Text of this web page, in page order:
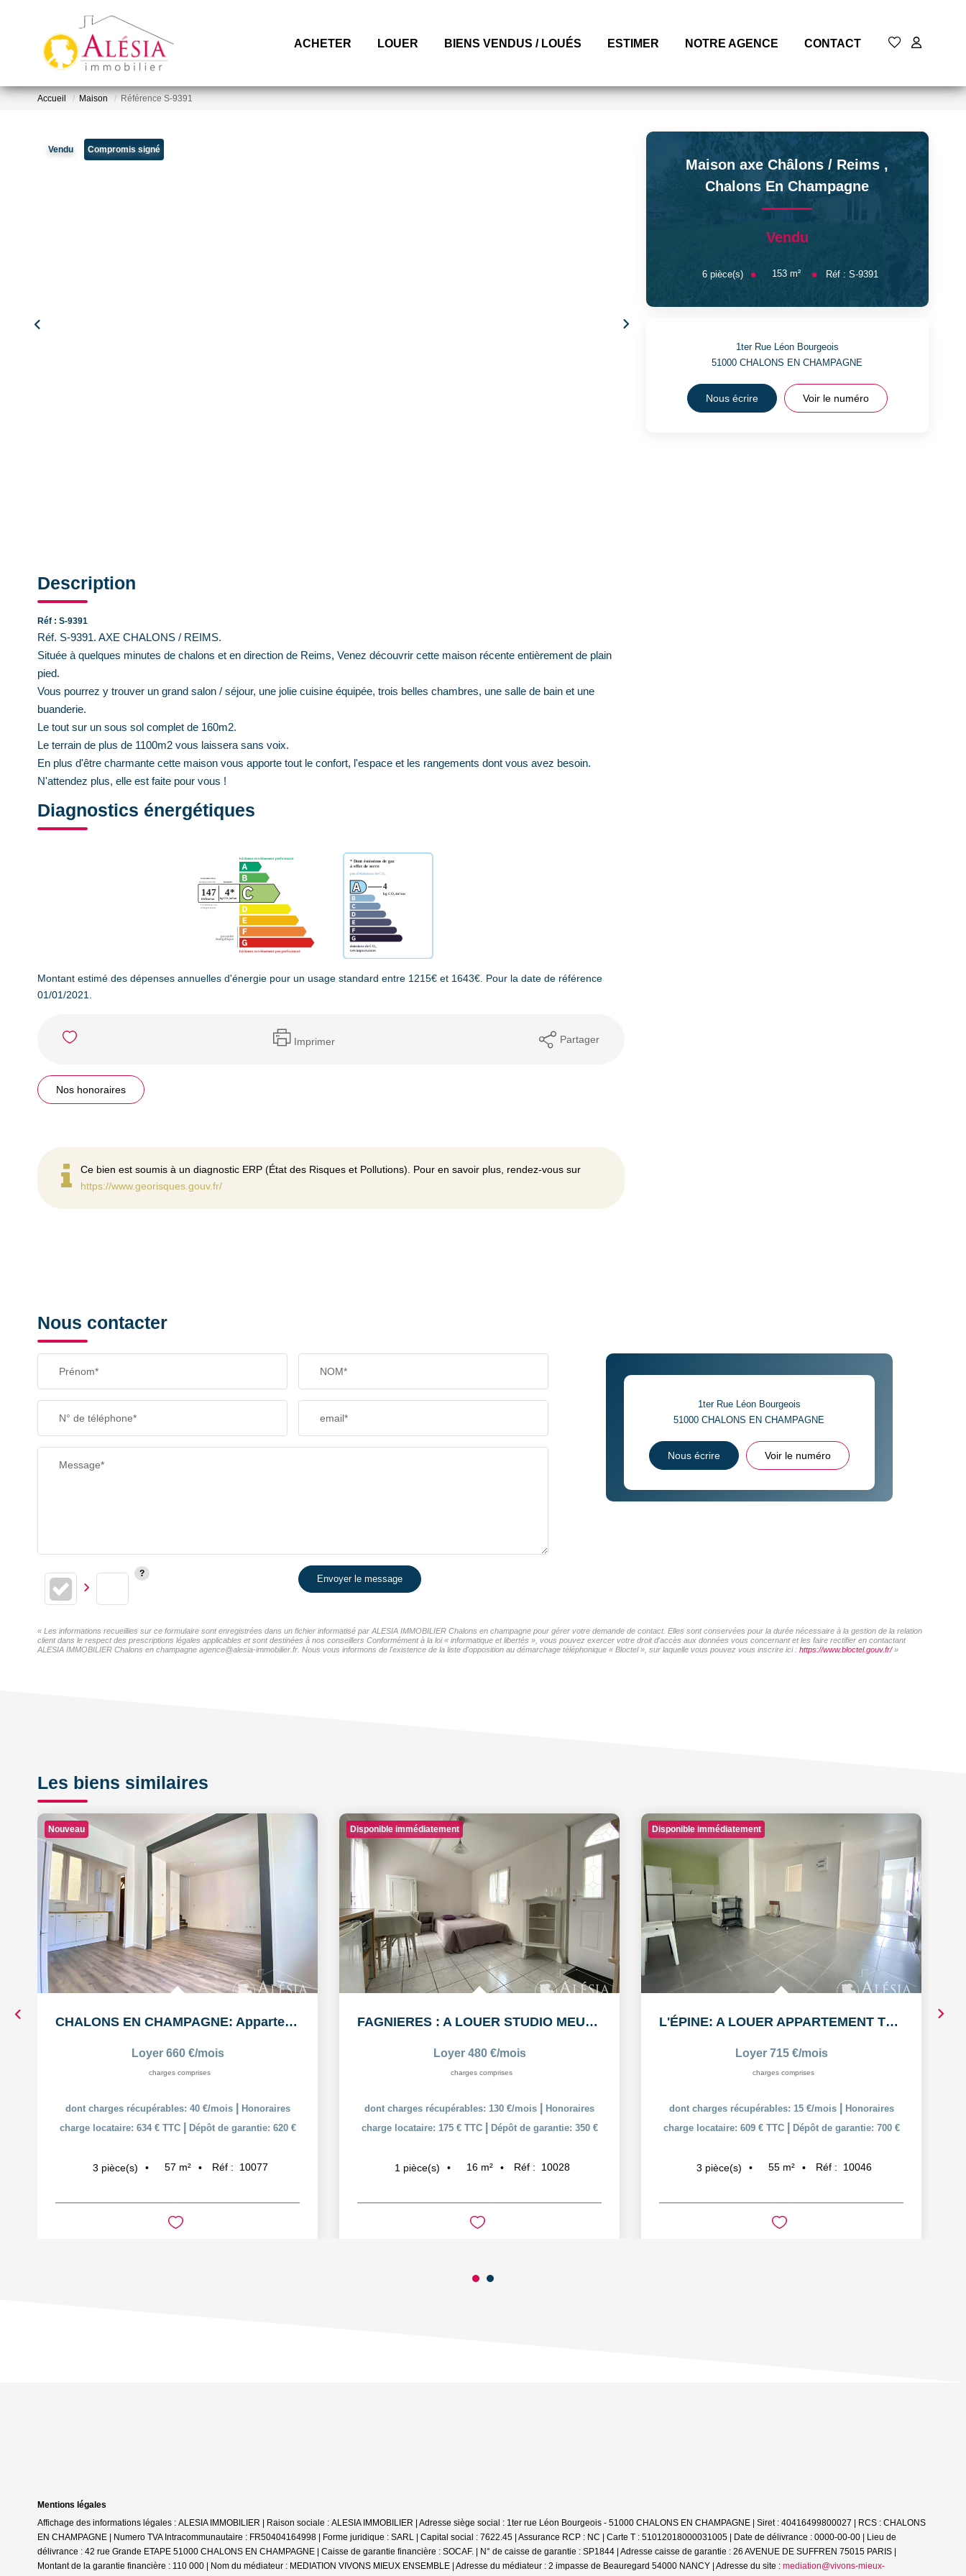
ACHETER LOUER BIENS VENDUS / LOUÉS ESTIMER NOTRE AGENCE CONTACT
Accueil Maison Référence S-9391
Vendu Compromis signé
Description
Réf : S-9391
Réf. S-9391. AXE CHALONS / REIMS.
Située à quelques minutes de chalons et en direction de Reims, Venez découvrir cette maison récente entièrement de plain
pied.
Vous pourrez y trouver un grand salon / séjour, une jolie cuisine équipée, trois belles chambres, une salle de bain et une
buanderie.
Le tout sur un sous sol complet de 160m2.
Le terrain de plus de 1100m2 vous laissera sans voix.
En plus d'être charmante cette maison vous apporte tout le confort, l'espace et les rangements dont vous avez besoin.
N'attendez plus, elle est faite pour vous !
Diagnostics énergétiques
Montant estimé des dépenses annuelles d'énergie pour un usage standard entre 1215€ et 1643€. Pour la date de référence
01/01/2021.
Imprimer Partager
Nos honoraires
Ce bien est soumis à un diagnostic ERP (État des Risques et Pollutions). Pour en savoir plus, rendez-vous sur
https://www.georisques.gouv.fr/
Maison axe Châlons / Reims ,
Chalons En Champagne
Vendu
6 pièce(s) 153 m² Réf : S-9391
1ter Rue Léon Bourgeois
51000CHALONS EN CHAMPAGNE
Nous écrire Voir le numéro
Nous contacter
Prénom* NOM*
N° de téléphone* email*
Message*
Envoyer le message
1ter Rue Léon Bourgeois
51000CHALONS EN CHAMPAGNE
Nous écrire Voir le numéro
« Les informations recueillies sur ce formulaire sont enregistrées dans un fichier informatisé par ALESIA IMMOBILIER Chalons en champagne pour gérer votre demande de contact. Elles sont conservées pour la durée nécessaire à la gestion de la relation
client dans le respect des prescriptions légales applicables et sont destinées à nos conseillers Conformément à la loi « informatique et libertés », vous pouvez exercer votre droit d'accès aux données vous concernant et les faire rectifier en contactant
ALESIA IMMOBILIER Chalons en champagne agence@alesia-immobilier.fr. Nous vous informons de l'existence de la liste d'opposition au démarchage téléphonique « Bloctel », sur laquelle vous pouvez vous inscrire ici : https://www.bloctel.gouv.fr/»
Les biens similaires
Nouveau
CHALONS EN CHAMPAGNE: Appartement T3 en duplex
Loyer 660 €/mois
charges comprises
dont charges récupérables: 40 €/mois
Honoraires
charge locataire: 634 € TTC
Dépôt de garantie: 620 €
3 pièce(s) 57 m² Réf : 10077
Disponible immédiatement
FAGNIERES : A LOUER STUDIO MEUBLÉ
Loyer 480 €/mois
charges comprises
dont charges récupérables: 130 €/mois
Honoraires
charge locataire: 175 € TTC
Dépôt de garantie: 350 €
1 pièce(s) 16 m² Réf : 10028
Disponible immédiatement
L'ÉPINE: A LOUER APPARTEMENT T3 55,38m² AVEC COUR ET PLACE...
Loyer 715 €/mois
charges comprises
dont charges récupérables: 15 €/mois
Honoraires
charge locataire: 609 € TTC
Dépôt de garantie: 700 €
3 pièce(s) 55 m² Réf : 10046
Mentions légales
Affichage des informations légales : ALESIA IMMOBILIER | Raison sociale : ALESIA IMMOBILIER | Adresse siège social : 1ter rue Léon Bourgeois - 51000 CHALONS EN CHAMPAGNE | Siret : 40416499800027 | RCS : CHALONS
EN CHAMPAGNE | Numero TVA Intracommunautaire : FR50404164998 | Forme juridique : SARL | Capital social : 7622.45 | Assurance RCP : NC | Carte T : 51012018000031005 | Date de délivrance : 0000-00-00 | Lieu de
délivrance : 42 rue Grande ETAPE 51000 CHALONS EN CHAMPAGNE | Caisse de garantie financière : SOCAF. | N° de caisse de garantie : SP1844 | Adresse caisse de garantie : 26 AVENUE DE SUFFREN 75015 PARIS |
Montant de la garantie financière : 110 000 | Nom du médiateur : MEDIATION VIVONS MIEUX ENSEMBLE | Adresse du médiateur : 2 impasse de Beauregard 54000 NANCY | Adresse du site : mediation@vivons-mieux-